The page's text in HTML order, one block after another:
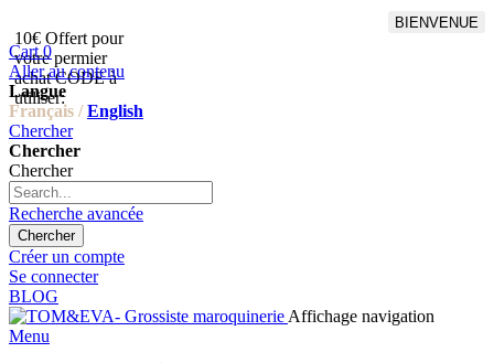
10€ Offert pour
votre permier
achat CODE à
utiliser:
BIENVENUE
Cart 0
Aller au contenu
Langue
Français / English
Chercher
Chercher
Chercher
Recherche avancée
Chercher
Créer un compte
Se connecter
BLOG
Affichage navigation
Menu